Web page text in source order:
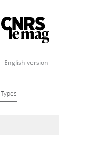
English version
Types